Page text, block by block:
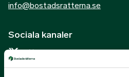
info@bostadsratterna.se
Sociala kanaler
X
Facebook